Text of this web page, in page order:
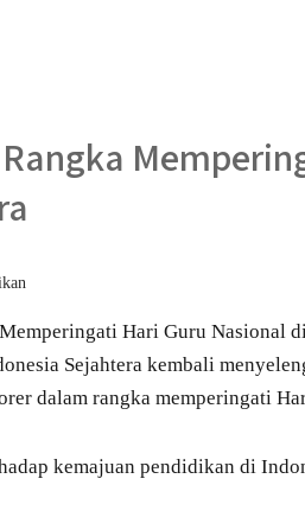
Hari Guru Nasional
Sejahtera kembali
dalam rangka memperingati
kemajuan pendidikan di